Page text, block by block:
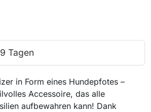
Tagen
in Form eines Hundepfotes –
Accessoire, das alle
aufbewahren kann! Dank